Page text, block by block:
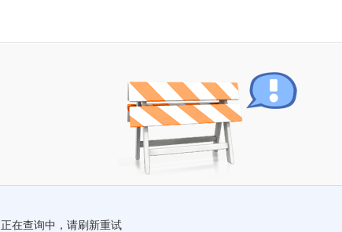
正在查询中，请刷新重试